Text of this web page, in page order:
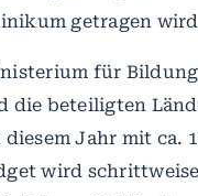
getragen
für
die beteiligten
Jahr mit ca.
wird